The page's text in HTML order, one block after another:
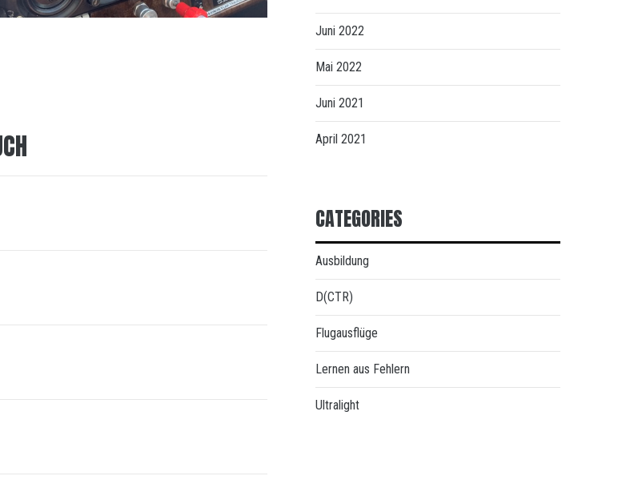
Juni 2022
Mai 2022
Juni 2021
April 2021
CATEGORIES
Ausbildung
D(CTR)
Flugausflüge
Lernen aus Fehlern
Ultralight